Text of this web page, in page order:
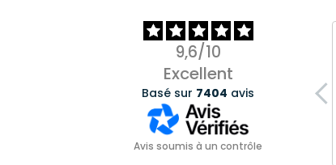
9,6/10
Excellent
Basé sur 7404 avis
Avis soumis à un contrôle